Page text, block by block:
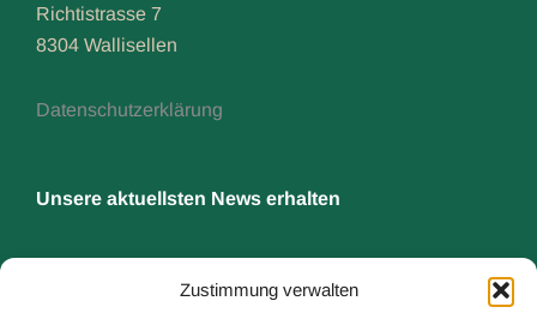
Zustimmung verwalten
Richtistrasse 7
8304 Wallisellen
Datenschutzerklärung
Unsere aktuellsten News erhalten
Vorname: